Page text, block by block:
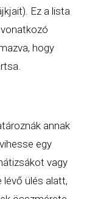
Ez a lista
hogy
annak
egy
vagy
lévő ülés alatt,